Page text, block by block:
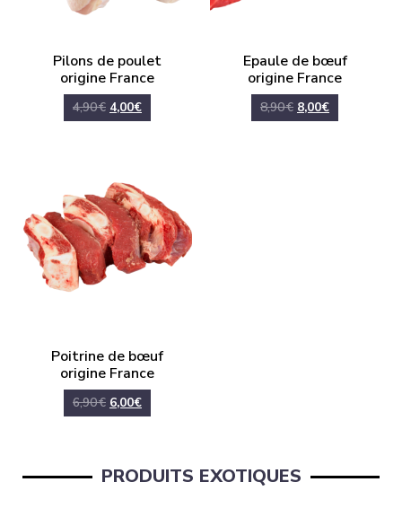
Pilons de poulet
origine France
4,90€ 4,00€
Epaule de bœuf
origine France
8,90€ 8,00€
Poitrine de bœuf
origine France
6,90€ 6,00€
PRODUITS EXOTIQUES